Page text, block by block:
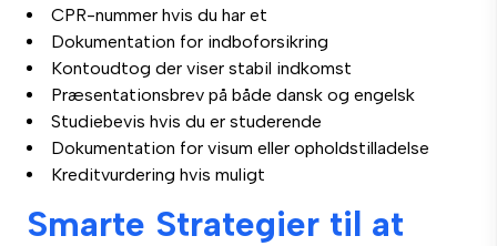
CPR-nummer hvis du har et
Dokumentation for indboforsikring
Kontoudtog der viser stabil indkomst
Præsentationsbrev på både dansk og engelsk
Studiebevis hvis du er studerende
Dokumentation for visum eller opholdstilladelse
Kreditvurdering hvis muligt
Smarte Strategier til at